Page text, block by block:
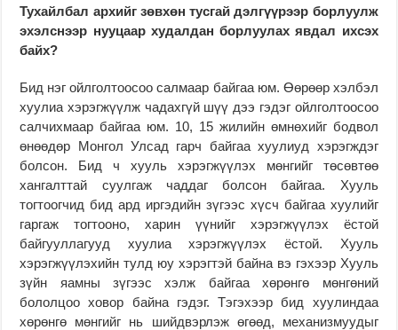
Тухайлбал архийг зөвхөн тусгай дэлгүүрээр борлуулж
эхэлснээр нууцаар худалдан борлуулах явдал ихсэх
байх?
Бид нэг ойлголтоосоо салмаар байгаа юм. Өөрөөр хэлбэл
хуулиа хэрэгжүүлж чадахгүй шүү дээ гэдэг ойлголтоосоо
салчихмаар байгаа юм. 10, 15 жилийн өмнөхийг бодвол
өнөөдөр Монгол Улсад гарч байгаа хуулиуд хэрэгждэг
болсон. Бид ч хууль хэрэгжүүлэх мөнгийг төсөвтөө
хангалттай суулгаж чаддаг болсон байгаа. Хууль
тогтоогчид бид ард иргэдийн зүгээс хүсч байгаа хуулийг
гаргаж тогтооно, харин үүнийг хэрэгжүүлэх ёстой
байгууллагууд хуулиа хэрэгжүүлэх ёстой. Хууль
хэрэгжүүлэхийн тулд юу хэрэгтэй байна вэ гэхээр Хууль
зүйн яамны зүгээс хэлж байгаа хөрөнгө мөнгөний
бололцоо ховор байна гэдэг. Тэгэхээр бид хуулиндаа
хөрөнгө мөнгийг нь шийдвэрлэж өгөөд, механизмуудыг